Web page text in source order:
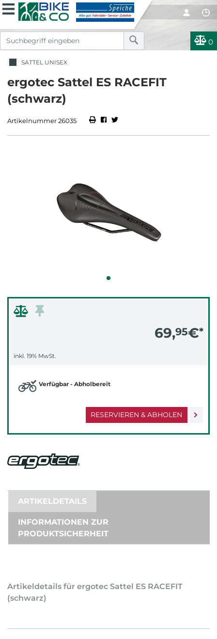
0
SATTEL UNISEX
ergotec Sattel ES RACEFIT
(schwarz)
Artikelnummer 26035
69,95€*
inkl. 19% MwSt.
RESERVIEREN & ABHOLEN
Verfügbar - Abholbereit
ARTIKELDETAILS
INFORMATIONEN ZUR
PRODUKTSICHERHEIT
Artikeldetails für ergotec Sattel ES RACEFIT
(schwarz)